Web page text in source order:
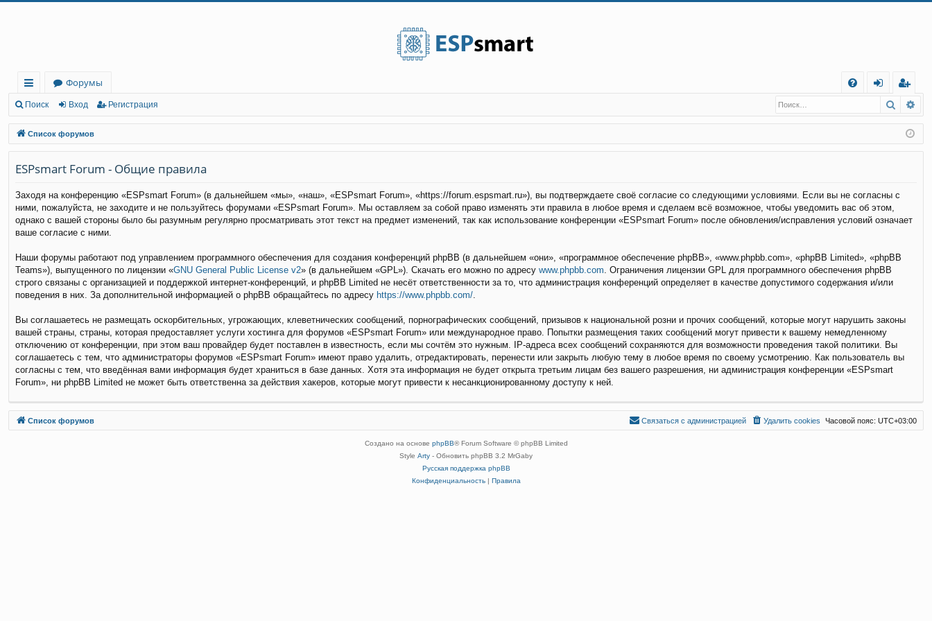
с
ы
лк
и
Форумы
Q
д
г
ис
тр
Поиск Вход Регистрация Поиск
Список форумов
ESPsmart Forum - Общие правила
Заходя на конференцию «ESPsmart Forum» (в дальнейшем «мы», «наш», «ESPsmart Forum», «https://forum.espsmart.ru»), вы подтверждаете своё согласие со следующими условиями. Если вы не согласны с
ними, пожалуйста, не заходите и не пользуйтесь форумами «ESPsmart Forum». Мы оставляем за собой право изменять эти правила в любое время и сделаем всё возможное, чтобы уведомить вас об этом,
однако с вашей стороны было бы разумным регулярно просматривать этот текст на предмет изменений, так как использование конференции «ESPsmart Forum» после обновления/исправления условий означает
ваше согласие с ними.
Наши форумы работают под управлением программного обеспечения для создания конференций phpBB (в дальнейшем «они», «программное обеспечение phpBB», «www.phpbb.com», «phpBB Limited», «phpBB
Teams»), выпущенного по лицензии «GNU General Public License v2» (в дальнейшем «GPL»). Скачать его можно по адресу www.phpbb.com . Ограничения лицензии GPL для программного обеспечения phpBB
строго связаны с организацией и поддержкой интернет-конференций, и phpBB Limited не несёт ответственности за то, что администрация конференций определяет в качестве допустимого содержания и/или
поведения в них. За дополнительной информацией о phpBB обращайтесь по адресу https://www.phpbb.com/
Вы соглашаетесь не размещать оскорбительных, угрожающих, клеветнических сообщений, порнографических сообщений, призывов к национальной розни и прочих сообщений, которые могут нарушить законы
вашей страны, страны, которая предоставляет услуги хостинга для форумов «ESPsmart Forum» или международное право. Попытки размещения таких сообщений могут привести к вашему немедленному
отключению от конференции, при этом ваш провайдер будет поставлен в известность, если мы сочтём это нужным. IP-адреса всех сообщений сохраняются для возможности проведения такой политики. Вы
соглашаетесь с тем, что администраторы форумов «ESPsmart Forum» имеют право удалить, отредактировать, перенести или закрыть любую тему в любое время по своему усмотрению. Как пользователь вы
согласны с тем, что введённая вами информация будет храниться в базе данных. Хотя эта информация не будет открыта третьим лицам без вашего разрешения, ни администрация конференции «ESPsmart
Forum», ни phpBB Limited не может быть ответственна за действия хакеров, которые могут привести к несанкционированному доступу к ней.
Список форумов Часовой пояс: UTC+03:00
Удалить cookies
Связаться с
Связаться с администрацией
Создано на основе phpBB® Forum Software © phpBB Limited
Style Arty - Обновить phpBB 3.2 MrGaby
Русская поддержка phpBB
Конфиденциальность| Правила